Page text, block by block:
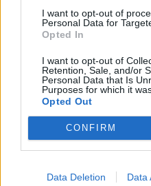
I want to opt-out of
Personal Data for
Opted In
I want to opt-out of
Retention, Sale, and/or
Personal Data that Is
Purposes for which it
Opted Out
CONFIRM
Data Deletion Data
Di quest’attività svolta
primi frutti dato che, secondo
importante, sa che bisogna
dei diritti dei consumatori.